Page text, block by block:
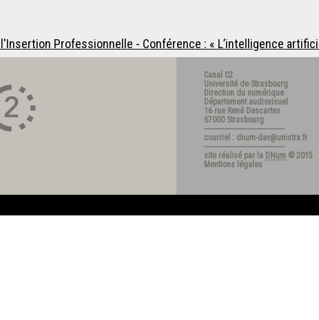
Professionnelle - Conférence : « L’intelligence
Canal C2
Université de Strasbourg
Direction du numérique
Département audiovisuel
16 rue René Descartes
67000 Strasbourg
---------------------------------------
courriel : dnum-dav@unistra.fr
---------------------------------------
site réalisé par la DNum © 2015
Mentions légales